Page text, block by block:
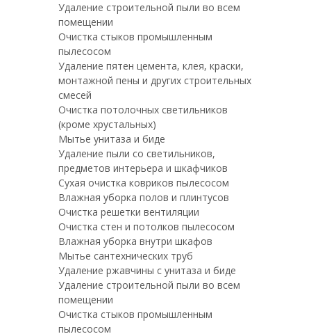
Удаление строительной пыли во всем
помещении
Очистка стыков промышленным
пылесосом
Удаление пятен цемента, клея, краски,
монтажной пены и других строительных
смесей
Очистка потолочных светильников
(кроме хрустальных)
Мытье унитаза и биде
Удаление пыли со светильников,
предметов интерьера и шкафчиков
Сухая очистка ковриков пылесосом
Влажная уборка полов и плинтусов
Очистка решетки вентиляции
Очистка стен и потолков пылесосом
Влажная уборка внутри шкафов
Мытье сантехнических труб
Удаление ржавчины с унитаза и биде
Удаление строительной пыли во всем
помещении
Очистка стыков промышленным
пылесосом